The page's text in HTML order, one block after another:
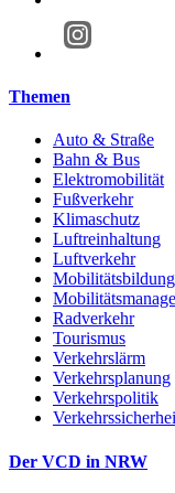
Themen
Auto & Straße
Bahn & Bus
Elektromobilität
Fußverkehr
Klimaschutz
Luftreinhaltung
Luftverkehr
Mobilitätsbildung
Radverkehr
Tourismus
Verkehrslärm
Verkehrsplanung
Verkehrspolitik
Der VCD in NRW